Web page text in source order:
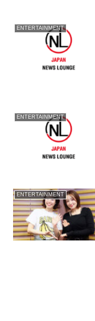
ENTERTAINMENT
ENTERTAINMENT
ENTERTAINMENT